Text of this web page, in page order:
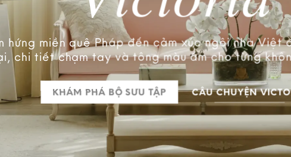
hứng miền quê Pháp đến cảm xúc ngôi nhà Việt
chi tiết chạm tay và tông màu ấm cho từng
KHÁM PHÁ BỘ SƯU TẬP CÂU CHUYỆN
thơm cao cấp
Xinh